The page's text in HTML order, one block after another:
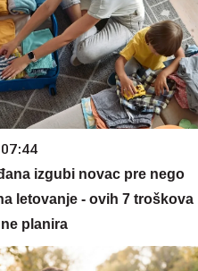
07:44
izgubi novac pre nego
letovanje - ovih 7 troškova
planira